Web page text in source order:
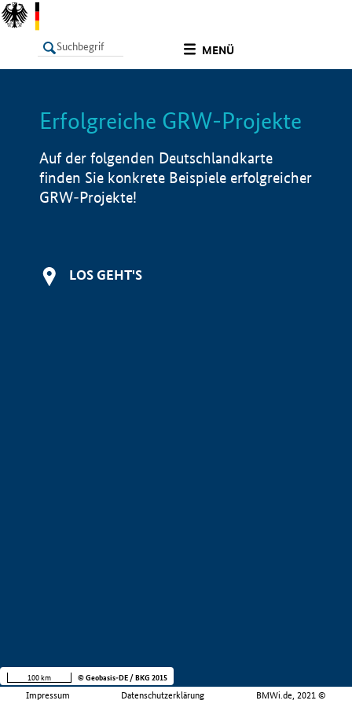
MENÜ
LISTE Info
Erfolgreiche GRW-Projekte
Auf der folgenden Deutschlandkarte
finden Sie konkrete Beispiele erfolgreicher
GRW-Projekte!
LOS GEHT'S
Impressum Datenschutzerklärung BMWi.de, 2021 ©
100 km © Geobasis-DE / BKG 2015